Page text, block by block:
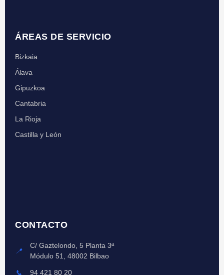
ÁREAS DE SERVICIO
Bizkaia
Álava
Gipuzkoa
Cantabria
La Rioja
Castilla y León
CONTACTO
📍
C/ Gaztelondo, 5 Planta 3ª
Módulo 51, 48002 Bilbao
📞 94 421 80 20